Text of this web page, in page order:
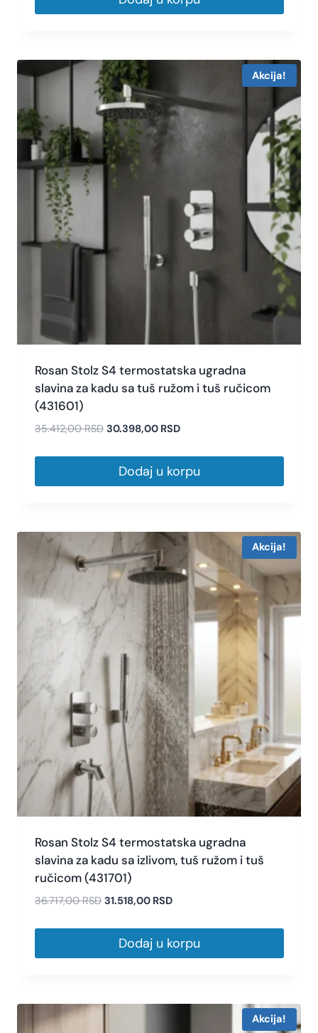
Akcija!
Rosan Stolz S4 termostatska ugradna
slavina za kadu sa tuš ružom i tuš ručicom
(431601)
35.412,00RSD 30.398,00 RSD
Dodaj u korpu
Akcija!
Rosan Stolz S4 termostatska ugradna
slavina za kadu sa izlivom, tuš ružom i tuš
ručicom (431701)
36.717,00RSD 31.518,00 RSD
Dodaj u korpu
Akcija!